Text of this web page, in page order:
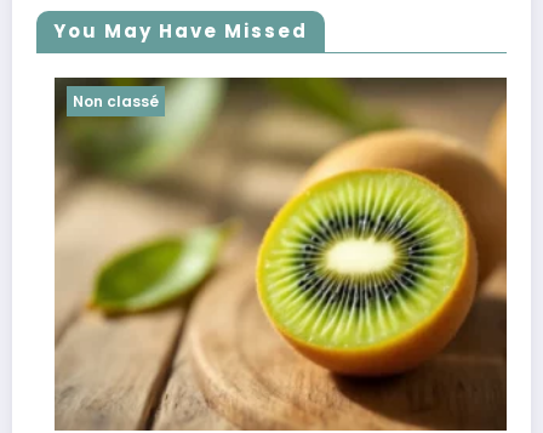
You May Have Missed
Non classé